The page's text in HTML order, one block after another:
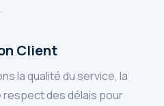
Client
la qualité du service, la
des délais pour